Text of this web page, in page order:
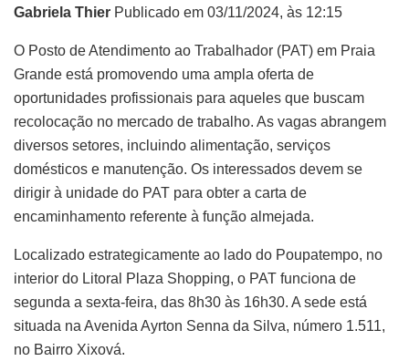
Gabriela Thier Publicado em 03/11/2024, às 12:15
O Posto de Atendimento ao Trabalhador (PAT) em Praia
Grande está promovendo uma ampla oferta de
oportunidades profissionais para aqueles que buscam
recolocação no mercado de trabalho. As vagas abrangem
diversos setores, incluindo alimentação, serviços
domésticos e manutenção. Os interessados devem se
dirigir à unidade do PAT para obter a carta de
encaminhamento referente à função almejada.
Localizado estrategicamente ao lado do Poupatempo, no
interior do Litoral Plaza Shopping, o PAT funciona de
segunda a sexta-feira, das 8h30 às 16h30. A sede está
situada na Avenida Ayrton Senna da Silva, número 1.511,
no Bairro Xixová.